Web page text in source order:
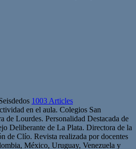
1003 Articles
en el aula. Colegios San
de Lourdes. Personalidad Destacada de
Deliberante de La Plata. Directora de la
de Clío. Revista realizada por docentes
México, Uruguay, Venezuela y